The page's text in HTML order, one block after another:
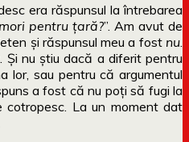
era răspunsul la întrebarea
pentru țară?”. Am avut de
și răspunsul meu a fost nu
. Și nu știu dacă a diferit pentru
lor, sau pentru că argumentul
a fost că nu poți să fugi la
La un moment dat